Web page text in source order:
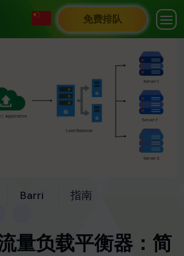
免费排队
Barri 指南
量负载平衡器：简